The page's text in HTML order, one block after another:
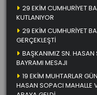
29 EKİM CUMHURİYET
KUTLANIYOR
29 EKİM CUMHURİYET
GERÇEKLEŞTİ
BAŞKANIMIZ SN.
BAYRAMI MESAJI
19 EKİM MUHTARLAR
HASAN SOPACI MAHALLE